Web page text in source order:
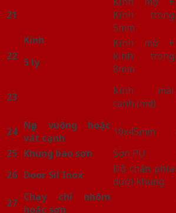
21
Kính
5 ly
Kính trong
5mm
22
Kính mờ +
kính trong
8mm
23
Kính mài
cạnh (md)
24 Nẹp vuông hoặc
vát cạnh
10x45mm
25 Khung bao sơn Sơn PU
26 Door Sil Inox
Đố chân phía
dưới khung
27 Chạy chỉ nhôm
hoặc sơn